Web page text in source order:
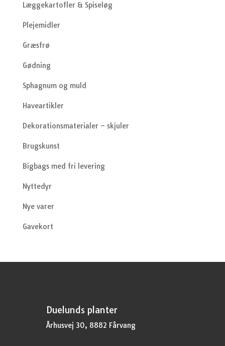
Læggekartofler & Spiseløg
Plejemidler
Græsfrø
Gødning
Sphagnum og muld
Haveartikler
Dekorationsmaterialer – skjuler
Brugskunst
Bigbags med fri levering
Nyttedyr
Nye varer
Gavekort
Duelunds planter
Århusvej 30, 8882 Fårvang